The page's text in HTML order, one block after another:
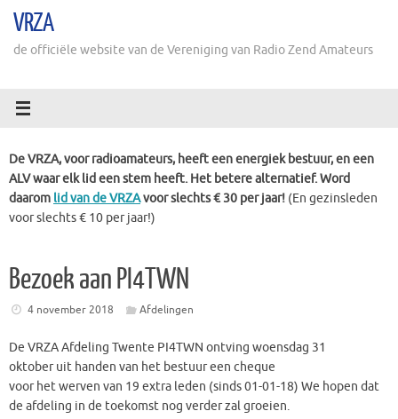
naarVRZA
de officiële website van de Vereniging van Radio Zend Amateurs
De VRZA, voor radioamateurs, heeft een energiek bestuur, en een
ALV waar elk lid een stem heeft. Het betere alternatief. Word
daarom lid van de VRZAvoor slechts € 30 per jaar! (En gezinsleden
voor slechts € 10 per jaar!)
Bezoek aan PI4TWN
4 november 2018 Afdelingen
De VRZA Afdeling Twente PI4TWN ontving woensdag 31
oktober uit handen van het bestuur een cheque
voor het werven van 19 extra leden (sinds 01-01-18) We hopen dat
de afdeling in de toekomst nog verder zal groeien.